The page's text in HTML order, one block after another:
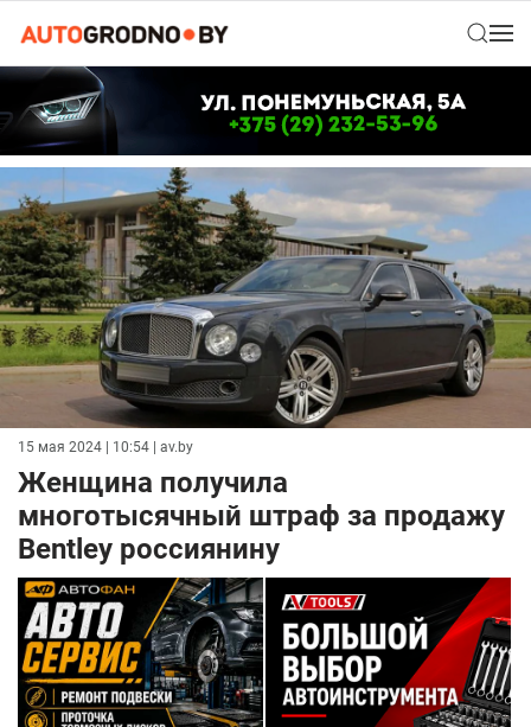
15 мая 2024 | 10:54 | av.by
Женщина получила
многотысячный штраф за продажу
Bentley россиянину